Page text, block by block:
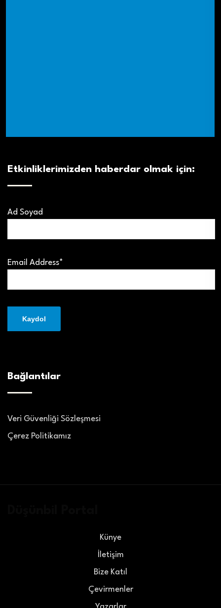
Etkinliklerimizden haberdar olmak için:
Ad Soyad
Email Address*
Bağlantılar
Veri Güvenliği Sözleşmesi
Çerez Politikamız
Künye
İletişim
Bize Katıl
Çevirmenler